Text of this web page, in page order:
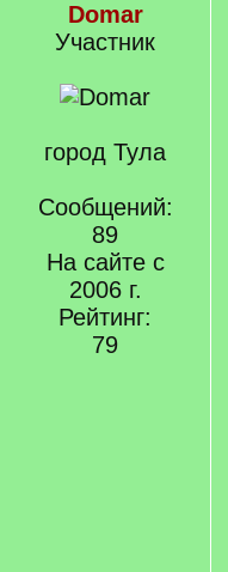
Domar
Участник
город Тула
Сообщений:
89
На сайте с
2006 г.
Рейтинг:
79